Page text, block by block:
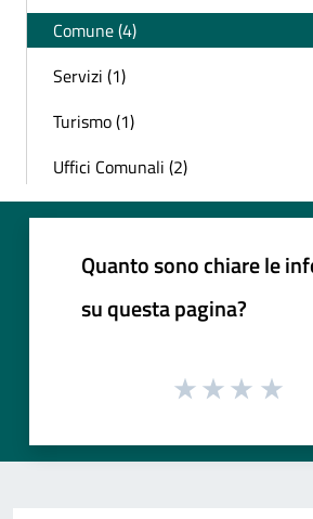
Comune (4)
Servizi (1)
Turismo (1)
Uffici Comunali (2)
Quanto sono chiare le
su questa pagina?